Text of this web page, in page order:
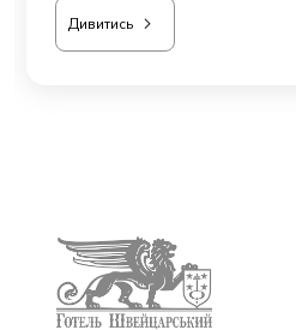
захисні решітки і жалюзі
Все зроблено вчасно і